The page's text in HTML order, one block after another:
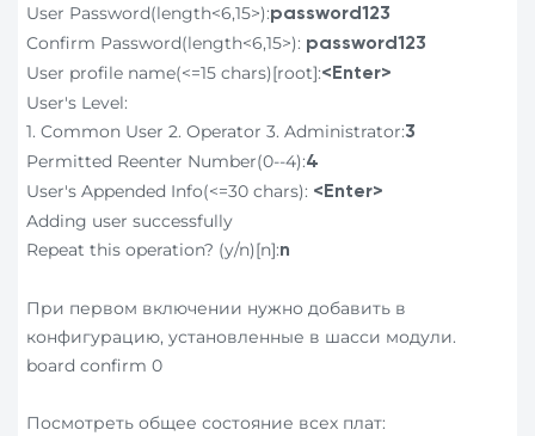
User Password(length<6,15>):password123
Confirm Password(length<6,15>): password123
User profile name(<=15 chars)[root]:<Enter>
User's Level:
1. Common User 2. Operator 3. Administrator:3
Permitted Reenter Number(0--4):4
User's Appended Info(<=30 chars): <Enter>
Adding user successfully
Repeat this operation? (y/n)[n]:n
При первом включении нужно добавить в
конфигурацию, установленные в шасси модули.
board confirm 0
Посмотреть общее состояние всех плат: